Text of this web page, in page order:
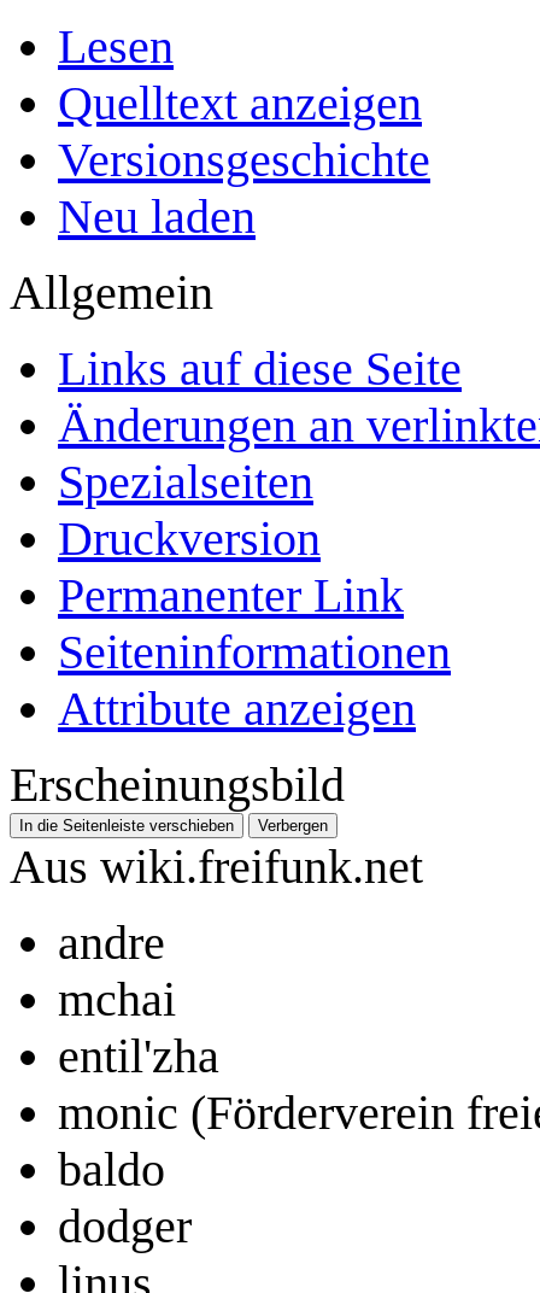
Lesen
Quelltext anzeigen
Versionsgeschichte
Neu laden
Allgemein
Links auf diese Seite
Änderungen an
Spezialseiten
Druckversion
Permanenter Link
Seiten­­informationen
Attribute anzeigen
Erscheinungsbild
In die Seitenleiste verschieben Verbergen
Aus wiki.freifunk.net
andre
mchai
entil'zha
monic (Förderverein
baldo
dodger